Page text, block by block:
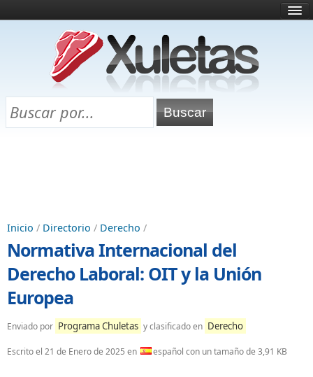
¿Qué es esto?
Directorio
Chuletas para exámenes
Inicio / Directorio / Derecho /
Normativa Internacional del
Derecho Laboral: OIT y la Unión
Europea
Enviado por Programa Chuletas y clasificado en Derecho
Escrito el 21 de Enero de 2025 en español con un tamaño de 3,91 KB